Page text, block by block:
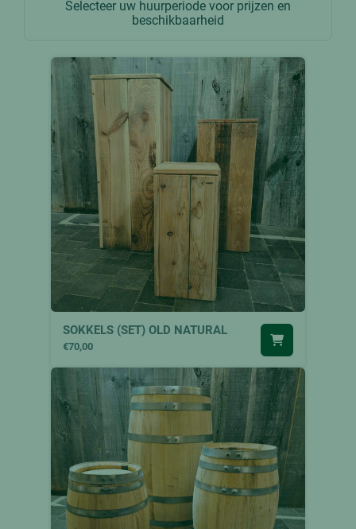
Selecteer uw huurperiode voor prijzen en
beschikbaarheid
SOKKELS (SET) OLD NATURAL
€70,00